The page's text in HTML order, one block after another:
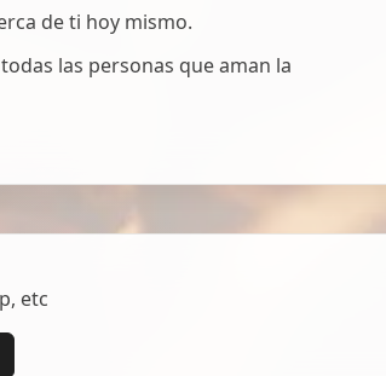
de ti hoy mismo.
las personas que aman la
etc